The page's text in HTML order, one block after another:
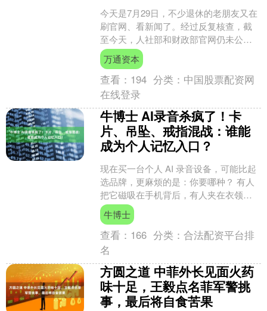
今天是7月29日，不少退休的老朋友又在
刷官网、看新闻了。经过反复核查，截
至今天，人社部和财政部官网仍未公开
发布2026年城镇职工养老金年度调整通
知。 7月份到账....
万通资本
查看： 194 分类： 中国股票配资网
在线登录
牛博士 AI录音杀疯了！卡
片、吊坠、戒指混战：谁能
成为个人记忆入口？
现在买一台个人 AI 录音设备，可能比起
选品牌，更麻烦的是：你要哪种？ 有人
把它磁吸在手机背后，有人夹在衣领、
戴在手腕，还有人希望把它塞进耳机、
眼镜、笔，甚至做....
牛博士
查看： 166 分类：合法配资平台排
名
方圆之道 中菲外长见面火药
味十足，王毅点名菲军警挑
事，最后将自食苦果